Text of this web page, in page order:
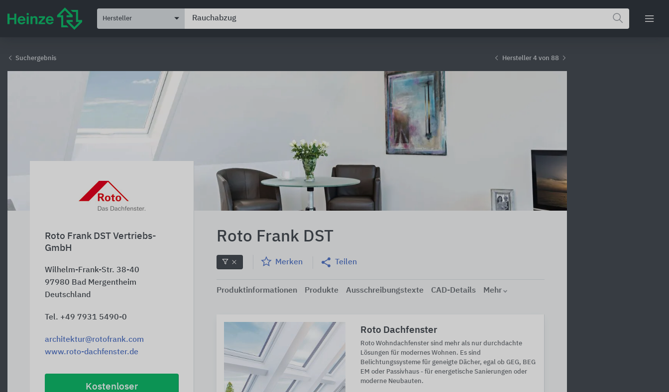
Hersteller
Suchergebnis Hersteller 4 von 88
Roto Frank DST Vertriebs-
GmbH
Wilhelm-Frank-Str. 38-40
97980 Bad Mergentheim
Deutschland
Tel. +49 7931 5490-0
architektur@rotofrank.com
www.roto-dachfenster.de
Kostenloser
Roto Frank DST
Merken Teilen
Produktinformationen Produkte Ausschreibungstexte CAD-Details Mehr
Roto Dachfenster
Roto Wohndachfenster sind mehr als nur durchdachte
Lösungen für modernes Wohnen. Es sind
Belichtungssysteme für geneigte Dächer, egal ob GEG, BEG
EM oder Passivhaus - für energetische Sanierungen oder
moderne Neubauten.